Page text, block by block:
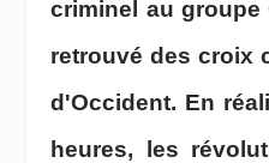
criminel au
retrouvé des croix
d'Occident. En
heures, les